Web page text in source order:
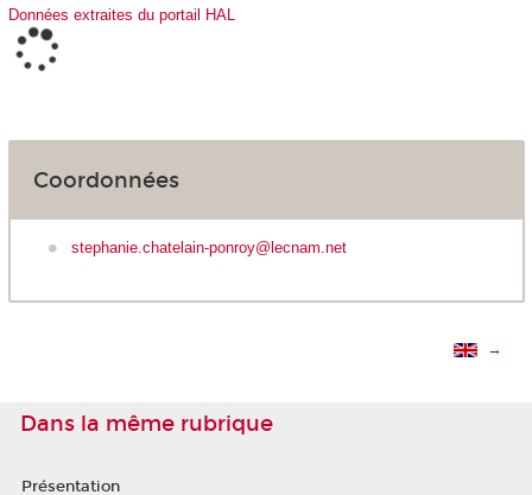
Données extraites du portail HAL
Coordonnées
stephanie.chatelain-ponroy@lecnam.net
→
Dans la même rubrique
Présentation